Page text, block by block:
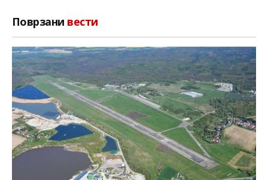
Поврзани вести